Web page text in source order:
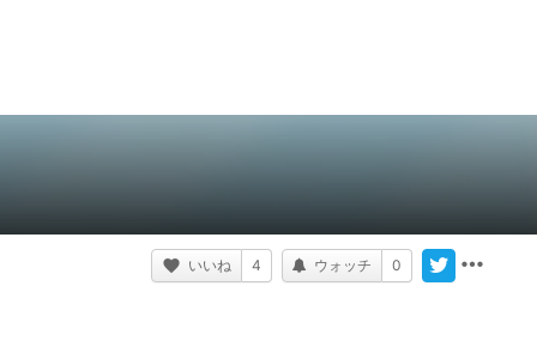
いいね 4 ウォッチ 0